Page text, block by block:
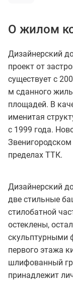
О жилом
Дизайнерский
проект от
существует с
м сданного
площадей. В
именитая
с 1999 года.
пределах ТТК.
Дизайнерский
две стильные
стилобатной
остеклены,
скульптурными
первого этажа
шлифованный
принадлежит